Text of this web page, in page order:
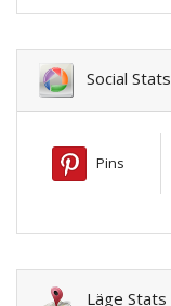
Social Stats
Pins
Läge Stats